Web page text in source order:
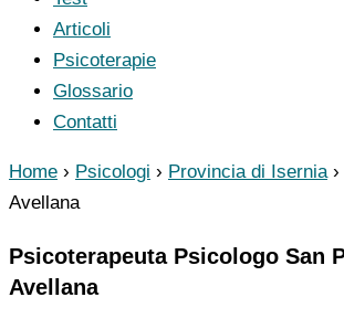
Articoli
Psicoterapie
Glossario
Contatti
Home › Psicologi › Provincia di Isernia ›
Avellana
Psicoterapeuta Psicologo San
Avellana